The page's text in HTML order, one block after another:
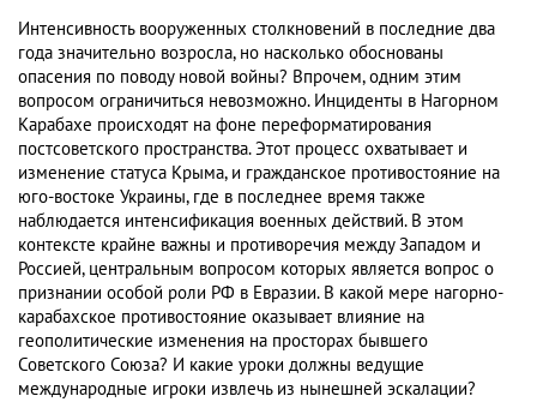
Интенсивность вооруженных столкновений в последние два
года значительно возросла, но насколько обоснованы
опасения по поводу новой войны? Впрочем, одним этим
вопросом ограничиться невозможно. Инциденты в Нагорном
Карабахе происходят на фоне переформатирования
постсоветского пространства. Этот процесс охватывает и
изменение статуса Крыма, и гражданское противостояние на
юго-востоке Украины, где в последнее время также
наблюдается интенсификация военных действий. В этом
контексте крайне важны и противоречия между Западом и
Россией, центральным вопросом которых является вопрос о
признании особой роли РФ в Евразии. В какой мере нагорно-
карабахское противостояние оказывает влияние на
геополитические изменения на просторах бывшего
Советского Союза? И какие уроки должны ведущие
международные игроки извлечь из нынешней эскалации?